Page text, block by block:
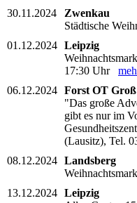
30.11.2024
Zwenkau
Städtische
01.12.2024 Leipzig
17:30 Uhr
06.12.2024 Forst OT
"Das große
gibt es nur im
(Lausitz), Tel.
08.12.2024 Landsberg
13.12.2024 Leipzig